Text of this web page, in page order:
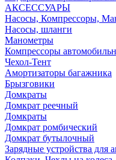
АКСЕССУАРЫ
Насосы, Компрессоры,
Насосы, шланги
Манометры
Компрессоры
Чехол-Тент
Амортизаторы багажника
Брызговики
Домкраты
Домкрат реечный
Домкраты
Домкрат ромбический
Домкрат бутылочный
Зарядные устройства для